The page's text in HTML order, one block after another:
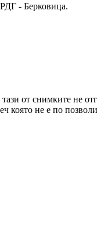
- Берковица.
от снимките не
която не е по